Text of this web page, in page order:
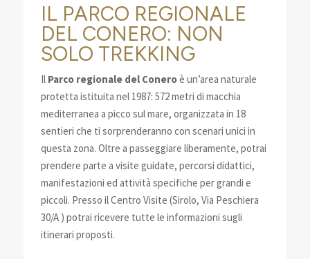
IL PARCO REGIONALE
DEL CONERO: NON
SOLO TREKKING
Il Parco regionale del Coneroè un’area naturale
protetta istituita nel 1987: 572 metri di macchia
mediterranea a picco sul mare, organizzata in 18
sentieri che ti sorprenderanno con scenari unici in
questa zona. Oltre a passeggiare liberamente, potrai
prendere parte a visite guidate, percorsi didattici,
manifestazioni ed attività specifiche per grandi e
piccoli. Presso il Centro Visite (Sirolo, Via Peschiera
30/A ) potrai ricevere tutte le informazioni sugli
itinerari proposti.